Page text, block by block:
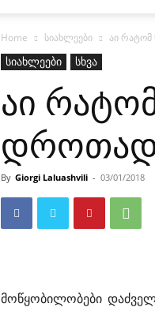
Home სიახლეები აი
სიახლეები სხვა
აი
By Giorgi Laluashvili - 03/01/2018
მოწყობილობები